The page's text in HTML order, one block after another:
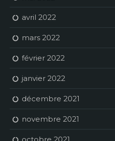
avril 2022
mars 2022
février 2022
janvier 2022
décembre 2021
novembre 2021